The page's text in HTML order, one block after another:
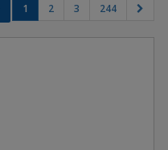
1 2 3 244